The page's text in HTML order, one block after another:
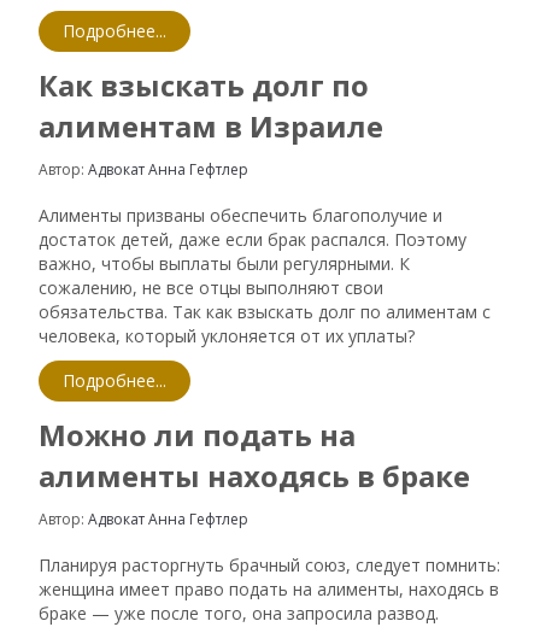
Подробнее...
Как взыскать долг по
алиментам в Израиле
Автор:Адвокат Анна Гефтлер
Алименты призваны обеспечить благополучие и
достаток детей, даже если брак распался. Поэтому
важно, чтобы выплаты были регулярными. К
сожалению, не все отцы выполняют свои
обязательства. Так как взыскать долг по алиментам с
человека, который уклоняется от их уплаты?
Подробнее...
Можно ли подать на
алименты находясь в браке
Автор:Адвокат Анна Гефтлер
Планируя расторгнуть брачный союз, следует помнить:
женщина имеет право подать на алименты, находясь в
браке — уже после того, она запросила развод.